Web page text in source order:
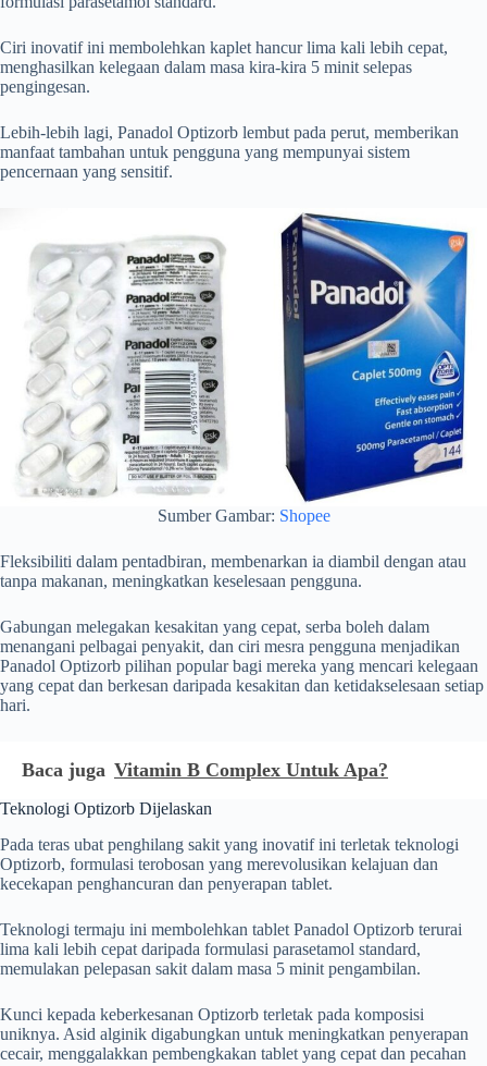
Ciri inovatif ini membolehkan kaplet hancur lima kali lebih cepat,
menghasilkan kelegaan dalam masa kira-kira 5 minit selepas
pengingesan.
Lebih-lebih lagi, Panadol Optizorb lembut pada perut, memberikan
manfaat tambahan untuk pengguna yang mempunyai sistem
pencernaan yang sensitif.
Sumber Gambar: Shopee
Fleksibiliti dalam pentadbiran, membenarkan ia diambil dengan atau
tanpa makanan, meningkatkan keselesaan pengguna.
Gabungan melegakan kesakitan yang cepat, serba boleh dalam
menangani pelbagai penyakit, dan ciri mesra pengguna menjadikan
Panadol Optizorb pilihan popular bagi mereka yang mencari kelegaan
yang cepat dan berkesan daripada kesakitan dan ketidakselesaan setiap
hari.
Baca juga Vitamin B Complex Untuk Apa?
Teknologi Optizorb Dijelaskan
Pada teras ubat penghilang sakit yang inovatif ini terletak teknologi
Optizorb, formulasi terobosan yang merevolusikan kelajuan dan
kecekapan penghancuran dan penyerapan tablet.
Teknologi termaju ini membolehkan tablet Panadol Optizorb terurai
lima kali lebih cepat daripada formulasi parasetamol standard,
memulakan pelepasan sakit dalam masa 5 minit pengambilan.
Kunci kepada keberkesanan Optizorb terletak pada komposisi
uniknya. Asid alginik digabungkan untuk meningkatkan penyerapan
cecair, menggalakkan pembengkakan tablet yang cepat dan pecahan